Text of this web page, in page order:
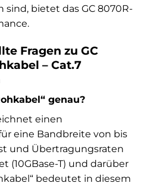
bietet das GC 8070R-
Fragen zu GC
– Cat.7
genau?
einen
eine Bandbreite von bis
und Übertragungsraten
(10GBase-T) und darüber
bedeutet in diesem